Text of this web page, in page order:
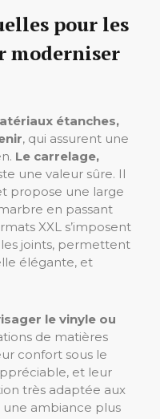
pour les
moderniser
étanches,
, qui assurent une
Le carrelage,
une valeur sûre. Il
propose une large
en passant
XXL s’imposent
joints, permettent
élégante, et
le vinyle ou
de matières
confort sous le
et leur
très adaptée aux
une ambiance plus